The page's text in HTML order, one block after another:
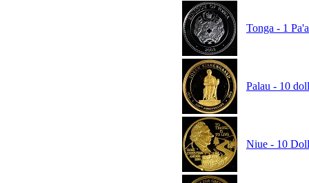
Tonga - 1
Palau - 10
Niue - 10